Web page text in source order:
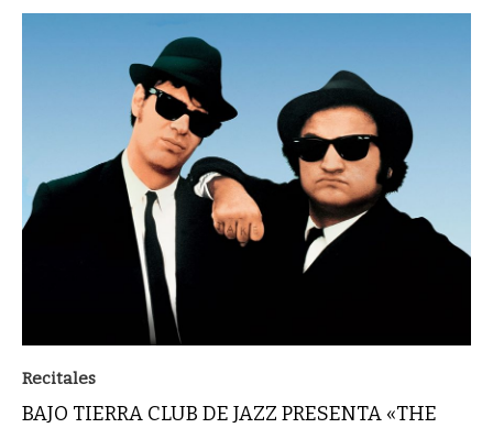
Recitales
BAJO TIERRA CLUB DE JAZZ PRESENTA «THE